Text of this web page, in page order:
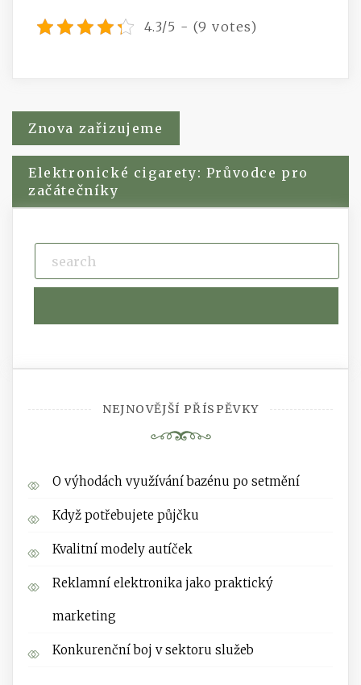
4.3/5 - (9 votes)
Navigace
pro
příspěvek
Znova zařizujeme
Elektronické cigarety: Průvodce pro
začátečníky
NEJNOVĚJŠÍ PŘÍSPĚVKY
O výhodách využívání bazénu po setmění
Když potřebujete půjčku
Kvalitní modely autíček
Reklamní elektronika jako praktický
marketing
Konkurenční boj v sektoru služeb